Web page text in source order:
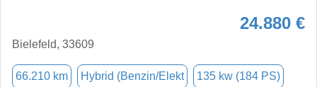
24.880 €
Bielefeld, 33609
66.210 km Hybrid (Benzin/Elekt 135 kw (184 PS)